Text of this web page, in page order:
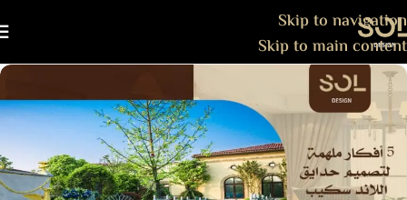
Skip to navigation
Skip to main content